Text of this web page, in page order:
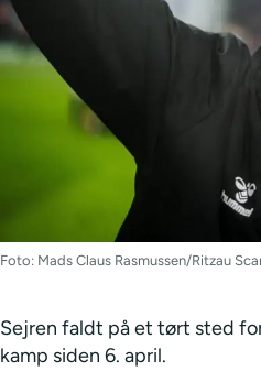
Foto: Mads Claus Rasmussen/Ritzau
Sejren faldt på et tørt sted
kamp siden 6. april.